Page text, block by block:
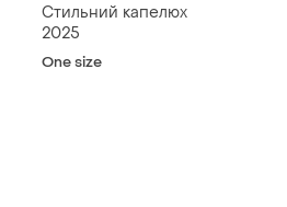
Стильний капелюх
2025
One size